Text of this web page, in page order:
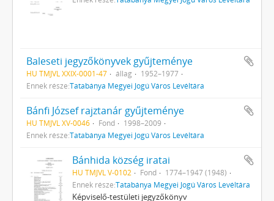
Baleseti jegyzőkönyvek gyűjteménye
HU TMJVL XXIX-0001-47 állag
1952–1977
Ennek része:Tatabánya Megyei Jogú Város Levéltára
Bánfi József rajztanár gyűjteménye
HU TMJVL XV-0046 Fond
1998–2009
Ennek része:Tatabánya Megyei Jogú Város Levéltára
Bánhida község iratai
HU TMJVL V-0102 Fond
1774–1947 (1948)
Ennek része:Tatabánya Megyei Jogú Város Levéltára
Képviselő-testületi jegyzőkönyv